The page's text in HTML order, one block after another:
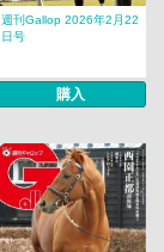
週刊Gallop 2026年2月22
日号
購入